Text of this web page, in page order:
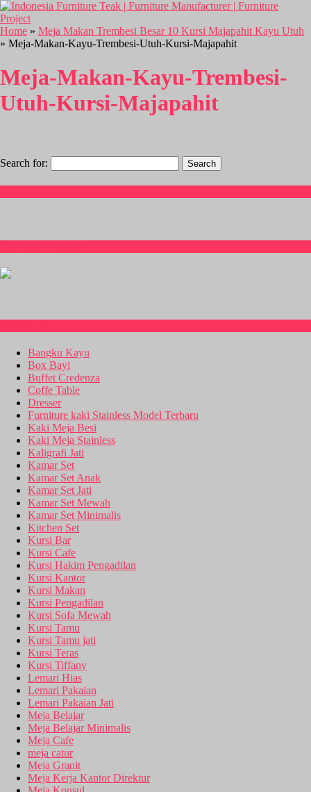
Home » Meja Makan Trembesi Besar 10 Kursi Majapahit Kayu Utuh
» Meja-Makan-Kayu-Trembesi-Utuh-Kursi-Majapahit
Meja-Makan-Kayu-Trembesi-
Utuh-Kursi-Majapahit
Search for:
Bangku Kayu
Box Bayi
Buffet Credenza
Coffe Table
Dresser
Furniture kaki Stainless Model Terbaru
Kaki Meja Besi
Kaki Meja Stainless
Kaligrafi Jati
Kamar Set
Kamar Set Anak
Kamar Set Jati
Kamar Set Mewah
Kamar Set Minimalis
Kitchen Set
Kursi Bar
Kursi Cafe
Kursi Hakim Pengadilan
Kursi Kantor
Kursi Makan
Kursi Pengadilan
Kursi Sofa Mewah
Kursi Tamu
Kursi Tamu jati
Kursi Teras
Kursi Tiffany
Lemari Hias
Lemari Pakaian
Lemari Pakaian Jati
Meja Belajar
Meja Belajar Minimalis
Meja Cafe
meja catur
Meja Granit
Meja Kerja Kantor Direktur